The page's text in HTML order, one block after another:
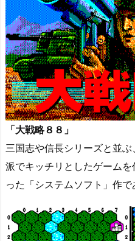
「大戦略８８」
三国志や信長シリーズと並
派でキッチリとしたゲーム
った「システムソフト」作で